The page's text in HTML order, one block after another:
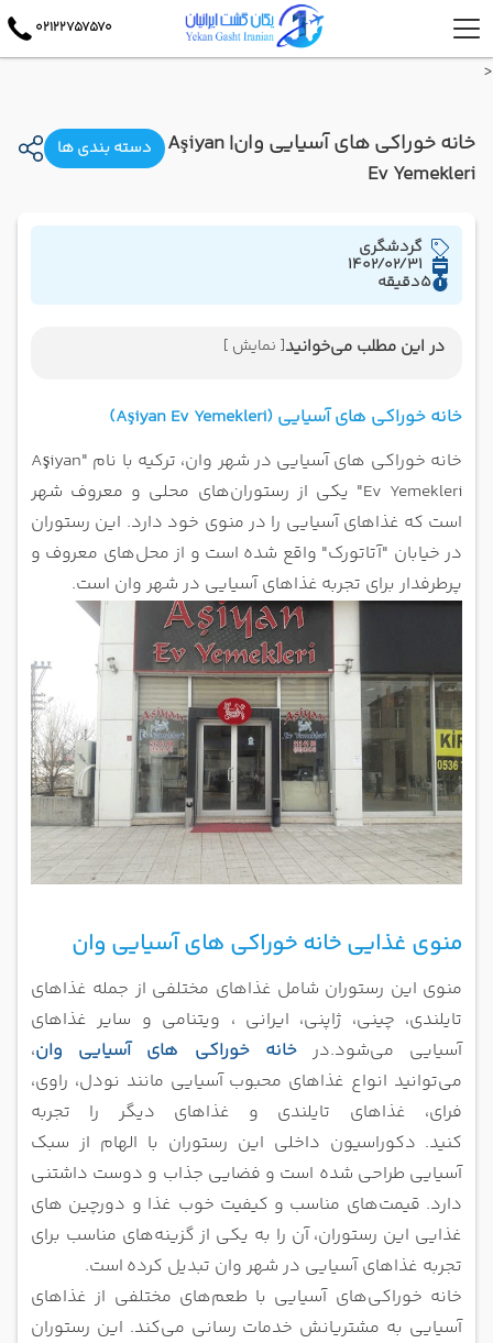
02122757570
<
خانه خوراکی های آسیایی وان| Aşiyan
Ev Yemekleri
دسته بندی ها
گردشگری
1402/02/31
5دقیقه
در این مطلب می‌خوانید[ نمایش ]
خانه خوراکی های آسیایی (Aşiyan Ev Yemekleri)
خانه خوراکی های آسیایی (Aşiyan Ev Yemekleri)
خانه خوراکی های آسیایی در شهر وان، ترکیه با نام "Aşiyan
Ev Yemekleri" یکی از رستوران‌های محلی و معروف شهر
است که غذاهای آسیایی را در منوی خود دارد. این رستوران
در خیابان "آتاتورک" واقع شده است و از محل‌های معروف و
پرطرفدار برای تجربه غذاهای آسیایی در شهر وان است.
منوی غذایی خانه خوراکی های آسیایی وان
منوی این رستوران شامل غذاهای مختلفی از جمله غذاهای
تایلندی، چینی، ژاپنی، ایرانی ، ویتنامی و سایر غذاهای
آسیایی می‌شود.درخانه خوراکی های آسیایی وان،
می‌توانید انواع غذاهای محبوب آسیایی مانند نودل، راوی،
فرای، غذا‌های تایلندی و غذاهای دیگر را تجربه
کنید. دکوراسیون داخلی این رستوران با الهام از سبک
آسیایی طراحی شده است و فضایی جذاب و دوست‌ داشتنی
دارد. قیمت‌های مناسب و کیفیت خوب غذا و دورچین های
غذایی این رستوران، آن را به یکی از گزینه‌های مناسب برای
تجربه غذاهای آسیایی در شهر وان تبدیل کرده است.
خانه خوراکی‌های آسیایی با طعم‌های مختلفی از غذاهای
آسیایی به مشتریانش خدمات رسانی می‌کند. این رستوران